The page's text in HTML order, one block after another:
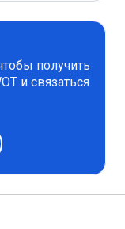
получить
и связаться